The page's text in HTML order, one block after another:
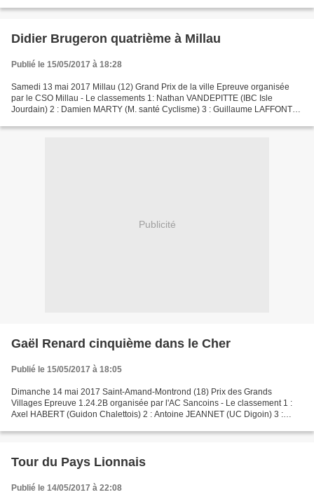
Didier Brugeron quatrième à Millau
Publié le 15/05/2017 à 18:28
Samedi 13 mai 2017 Millau (12) Grand Prix de la ville Epreuve organisée
par le CSO Millau - Le classements 1: Nathan VANDEPITTE (IBC Isle
Jourdain) 2 : Damien MARTY (M. santé Cyclisme) 3 : Guillaume LAFFONT
Publicité
Gaël Renard cinquième dans le Cher
Publié le 15/05/2017 à 18:05
Dimanche 14 mai 2017 Saint-Amand-Montrond (18) Prix des Grands
Villages Epreuve 1.24.2B organisée par l'AC Sancoins - Le classement 1 :
Axel HABERT (Guidon Chalettois) 2 : Antoine JEANNET (UC Digoin) 3 :
Tour du Pays Lionnais
Publié le 14/05/2017 à 22:08